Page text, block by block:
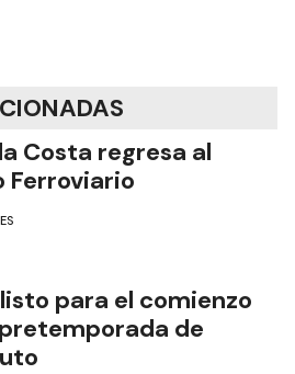
Costa regresa al
Ferroviario
para el comienzo
de